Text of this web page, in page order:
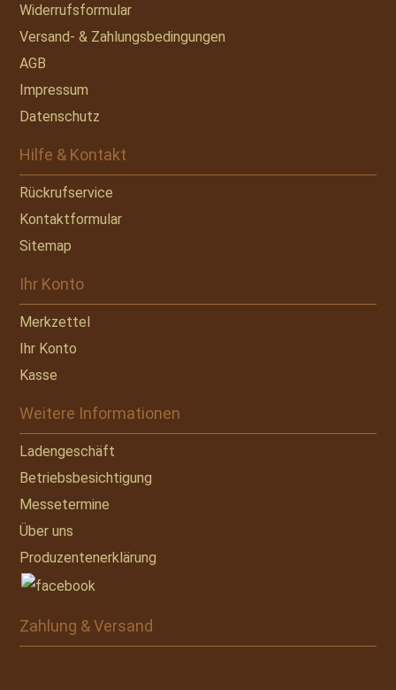
Widerrufsformular
Versand- & Zahlungsbedingungen
AGB
Impressum
Datenschutz
Hilfe & Kontakt
Rückrufservice
Kontaktformular
Sitemap
Ihr Konto
Merkzettel
Ihr Konto
Kasse
Weitere Informationen
Ladengeschäft
Betriebsbesichtigung
Messetermine
Über uns
Produzentenerklärung
Zahlung & Versand